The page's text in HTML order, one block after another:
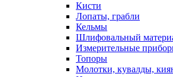
Кисти
Лопаты, грабли
Кельмы
Шлифовальный
Измерительные
Топоры
Молотки, кувалды,